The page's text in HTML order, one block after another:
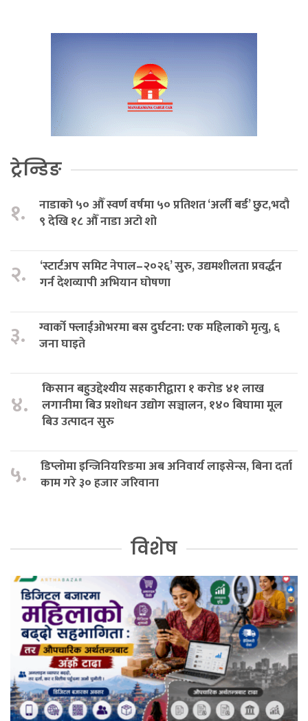
ट्रेन्डिङ
१.
नाडाको ५० औँ स्वर्ण वर्षमा ५० प्रतिशत ‘अर्ली बर्ड’ छुट,भदौ
९ देखि १८ औँ नाडा अटो शो
२.
‘स्टार्टअप समिट नेपाल–२०२६’ सुरु, उद्यमशीलता प्रवर्द्धन
गर्न देशव्यापी अभियान घोषणा
३.
ग्वार्को फ्लाईओभरमा बस दुर्घटना: एक महिलाको मृत्यु, ६
जना घाइते
४.
किसान बहुउद्देश्यीय सहकारीद्वारा १ करोड ४१ लाख
लगानीमा बिउ प्रशोधन उद्योग सञ्चालन, १४० बिघामा मूल
बिउ उत्पादन सुरु
५.
डिप्लोमा इन्जिनियरिङमा अब अनिवार्य लाइसेन्स, बिना दर्ता
काम गरे ३० हजार जरिवाना
विशेष